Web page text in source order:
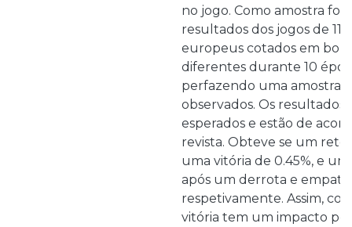
no jogo. Como amostra
resultados dos jogos de
europeus cotados em
diferentes durante 10
perfazendo uma amostra
observados. Os resultados
esperados e estão de
revista. Obteve se um
uma vitória de 0.45%, e
após um derrota e empate
respetivamente. Assim,
vitória tem um impacto